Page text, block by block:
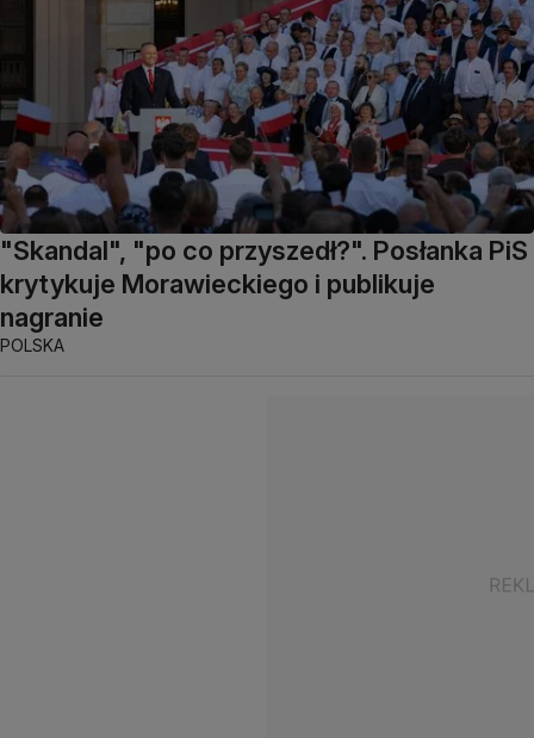
"Skandal", "po co przyszedł?". Posłanka PiS
krytykuje Morawieckiego i publikuje
nagranie
POLSKA